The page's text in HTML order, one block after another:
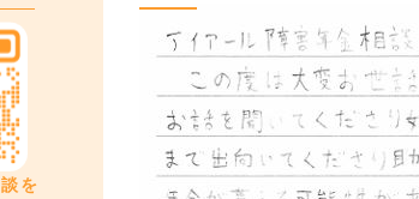
を